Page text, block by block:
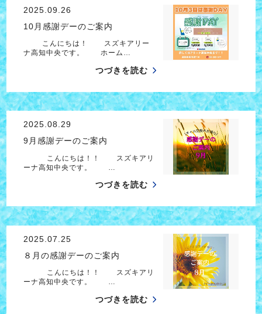
2025.09.26
10月感謝デーのご案内
こんにちは！ スズキアリー
ナ高知中央です。 ホーム…
つづきを読む
2025.08.29
9月感謝デーのご案内
こんにちは！！ スズキアリ
ーナ高知中央です。 …
つづきを読む
2025.07.25
８月の感謝デーのご案内
こんにちは！！ スズキアリ
ーナ高知中央です。 …
つづきを読む